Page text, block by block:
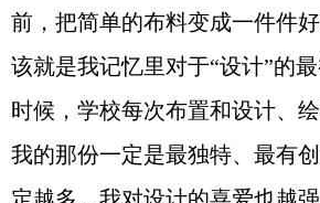
前，把简单的布料变成一件件
该就是我记忆里对于“设计”的
时候，学校每次布置和设计、
我的那份一定是最独特、最有